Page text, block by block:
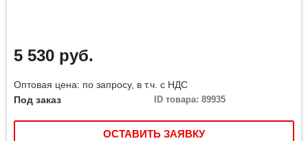
5 530 руб.
Оптовая цена: по запросу, в т.ч. с НДС
Под заказ
ID товара: 89935
ОСТАВИТЬ ЗАЯВКУ